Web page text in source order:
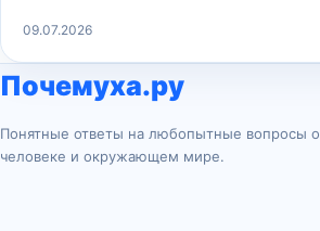
09.07.2026
Почемуха.ру
Понятные ответы на любопытные вопросы о
человеке и окружающем мире.